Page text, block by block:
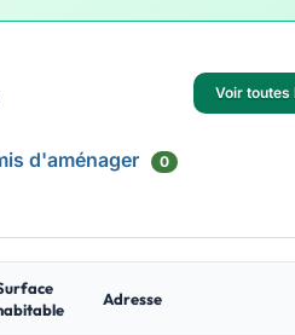
Voir toutes
d'aménager 0
Adresse